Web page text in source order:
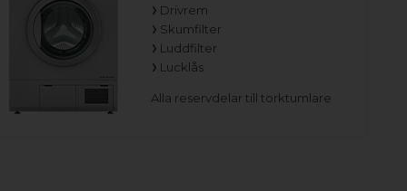
Drivrem
Skumfilter
Luddfilter
Lucklås
Alla reservdelar till torktumlare